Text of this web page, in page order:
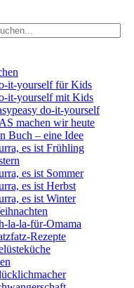
it-yourself für Kids
it-yourself mit Kids
do-it-yourself
machen wir heute
Buch – eine Idee
es ist Frühling
es ist Sommer
es ist Herbst
es ist Winter
la-la-für-Omama
Rezepte